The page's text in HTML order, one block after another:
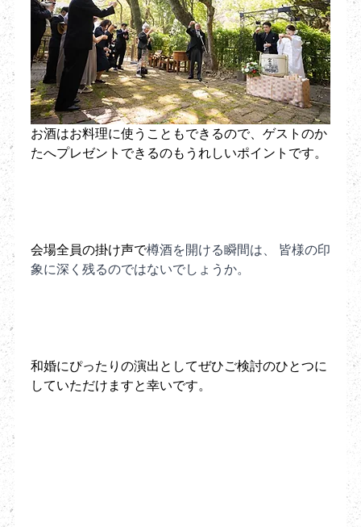
お酒はお料理に使うこともできるので、ゲストのか
たへプレゼントできるのもうれしいポイントです。
会場全員の掛け声で樽酒を開ける瞬間は、 皆様の印
象に深く残るのではないでしょうか。
和婚にぴったりの演出としてぜひご検討のひとつに
していただけますと幸いです。